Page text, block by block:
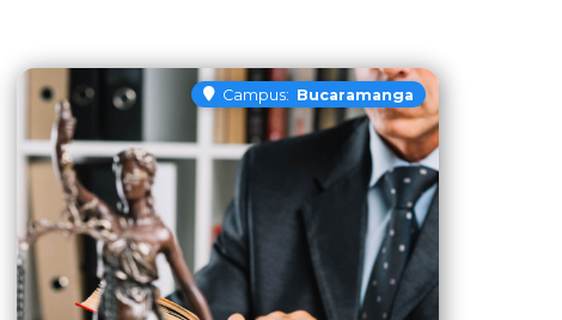
Campus: Bucaramanga